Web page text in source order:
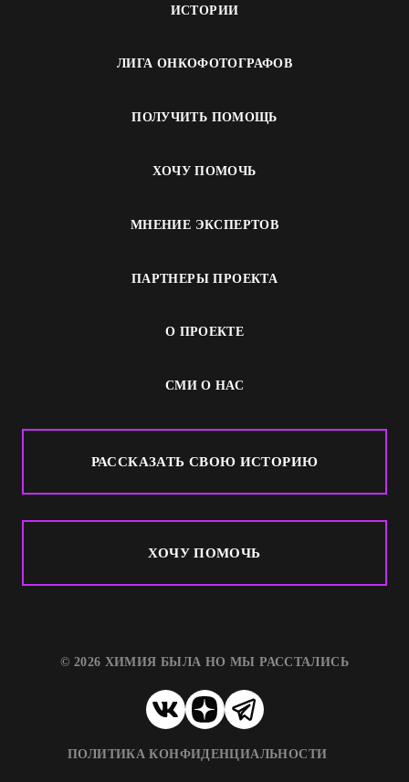
ИСТОРИИ
ЛИГА ОНКОФОТОГРАФОВ
ПОЛУЧИТЬ ПОМОЩЬ
ХОЧУ ПОМОЧЬ
МНЕНИЕ ЭКСПЕРТОВ
ПАРТНЕРЫ ПРОЕКТА
О ПРОЕКТЕ
СМИ О НАС
РАССКАЗАТЬ СВОЮ ИСТОРИЮ
ХОЧУ ПОМОЧЬ
© 2026 ХИМИЯ БЫЛА НО МЫ РАССТАЛИСЬ
ПОЛИТИКА КОНФИДЕНЦИАЛЬНОСТИ